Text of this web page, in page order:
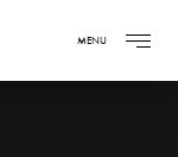
MENU